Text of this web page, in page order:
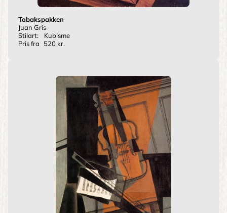
Tobakspakken
Juan Gris
Stilart:
Kubisme
Pris fra
520 kr.